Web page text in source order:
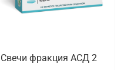
Свечи фракция АСД 2